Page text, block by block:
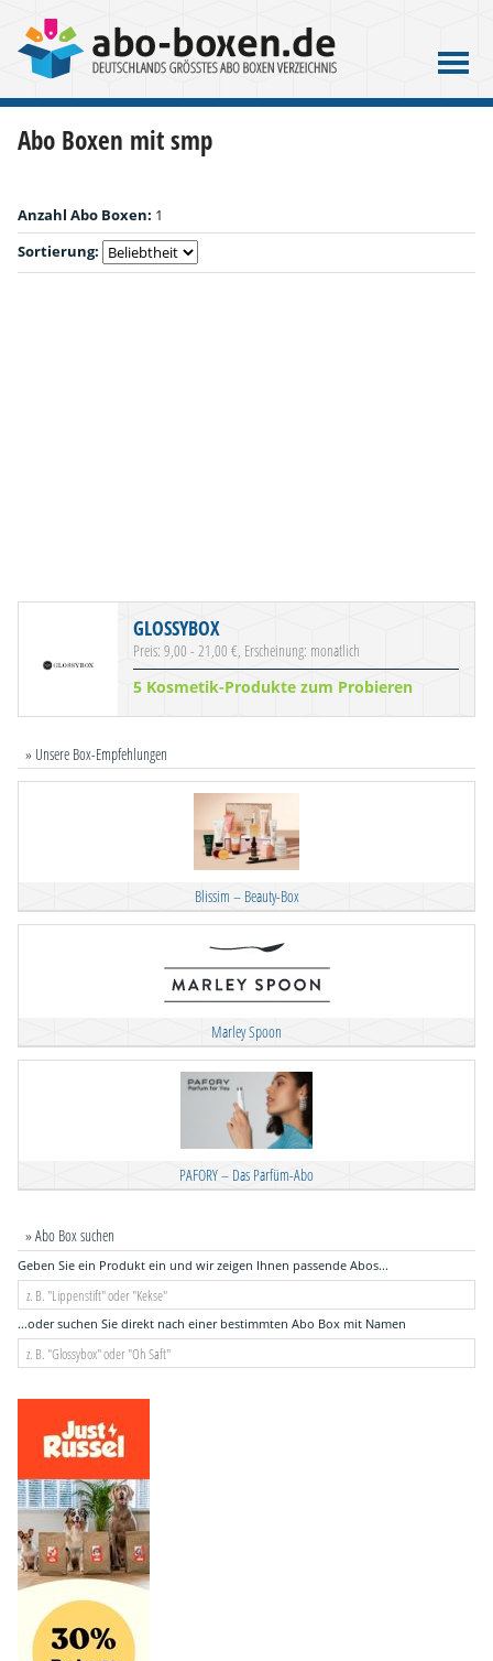
Abo Boxen mit smp
Anzahl Abo Boxen: 1
Sortierung:
GLOSSYBOX
Preis: 9,00 - 21,00 €, Erscheinung: monatlich
5 Kosmetik-Produkte zum Probieren
» Unsere Box-Empfehlungen
Blissim – Beauty-Box
Marley Spoon
PAFORY – Das Parfüm-Abo
» Abo Box suchen
Geben Sie ein Produkt ein und wir zeigen Ihnen passende Abos...
...oder suchen Sie direkt nach einer bestimmten Abo Box mit Namen